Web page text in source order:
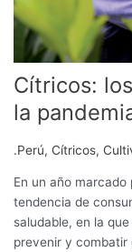
Cítricos:
la
.Perú, Cítricos,
En un año
tendencia de
saludable, en la
prevenir y combatir